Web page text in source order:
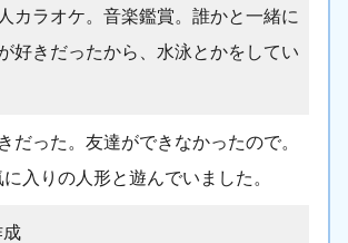
カラオケ。音楽鑑賞。誰かと一緒に
好きだったから、水泳とかをしてい
だった。友達ができなかったので。
入りの人形と遊んでいました。
成